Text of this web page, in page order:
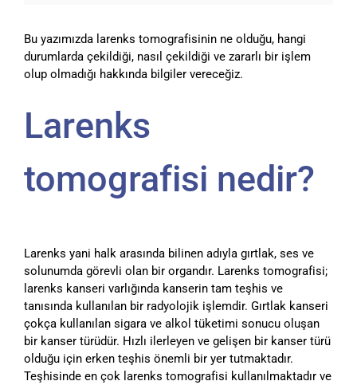
Bu yazımızda larenks tomografisinin ne olduğu, hangi
durumlarda çekildiği, nasıl çekildiği ve zararlı bir işlem
olup olmadığı hakkında bilgiler vereceğiz.
Larenks
tomografisi nedir?
Larenks yani halk arasında bilinen adıyla gırtlak, ses ve
solunumda görevli olan bir organdır. Larenks tomografisi;
larenks kanseri varlığında kanserin tam teşhis ve
tanısında kullanılan bir radyolojik işlemdir. Gırtlak kanseri
çokça kullanılan sigara ve alkol tüketimi sonucu oluşan
bir kanser türüdür. Hızlı ilerleyen ve gelişen bir kanser türü
olduğu için erken teşhis önemli bir yer tutmaktadır.
Teşhisinde en çok larenks tomografisi kullanılmaktadır ve